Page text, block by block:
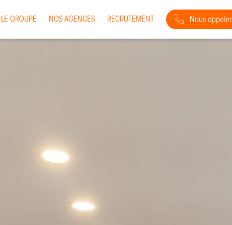
LE GROUPE NOS AGENCES RECRUTEMENT Nous appeler